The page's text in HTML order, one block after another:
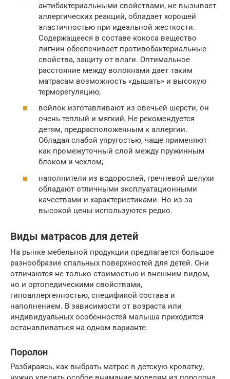
антибактериальными свойствами, не вызывает
аллергических реакций, обладает хорошей
эластичностью при идеальной жесткости.
Содержащееся в составе кокоса вещество
лигнин обеспечивает противобактериальные
свойства, защиту от влаги. Оптимальное
расстояние между волокнами дает таким
матрасам возможность «дышать» и высокую
терморегуляцию;
войлок изготавливают из овечьей шерсти, он
очень теплый и мягкий, Не рекомендуется
детям, предрасположенным к аллергии.
Обладая слабой упругостью, чаще применяют
как промежуточный слой между пружинным
блоком и чехлом;
наполнители из водорослей, гречневой шелухи
обладают отличными эксплуатационными
качествами и характеристиками. Но из-за
высокой цены используются редко.
Виды матрасов для детей
На рынке мебельной продукции предлагается большое
разнообразие спальных поверхностей для детей. Они
отличаются не только стоимостью и внешним видом,
но и ортопедическими свойствами,
гипоаллергенностью, спецификой состава и
наполнением. В зависимости от возраста или
индивидуальных особенностей малыша приходится
останавливаться на одном варианте.
Поролон
Разбираясь, как выбрать матрас в детскую кроватку,